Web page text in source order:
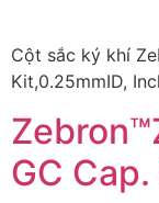
Cột sắc ký khí
Kit,0.25mmID,
GC